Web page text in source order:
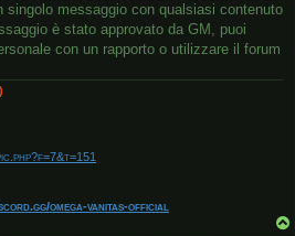
singolo messaggio con qualsiasi contenuto
è stato approvato da GM, puoi
con un rapporto o utilizzare il forum
omega-vanitas-official